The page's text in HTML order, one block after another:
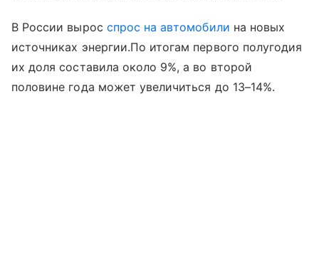
В России вырос спрос на автомобили на новых
источниках энергии.По итогам первого полугодия
их доля составила около 9%, а во второй
половине года может увеличиться до 13–14%.